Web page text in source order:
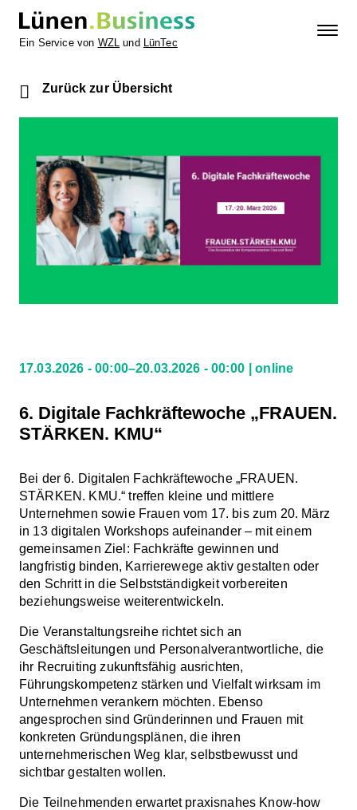
Ein Service von WZL und LünTec
Zurück zur Übersicht
17.03.2026 - 00:00–20.03.2026 - 00:00 online
6. Digitale Fachkräftewoche „FRAUEN.
STÄRKEN. KMU“
Bei der 6. Digitalen Fachkräftewoche „FRAUEN.
STÄRKEN. KMU.“ treffen kleine und mittlere
Unternehmen sowie Frauen vom 17. bis zum 20. März
in 13 digitalen Workshops aufeinander – mit einem
gemeinsamen Ziel: Fachkräfte gewinnen und
langfristig binden, Karrierewege aktiv gestalten oder
den Schritt in die Selbstständigkeit vorbereiten
beziehungsweise weiterentwickeln.
Die Veranstaltungsreihe richtet sich an
Geschäftsleitungen und Personalverantwortliche, die
ihr Recruiting zukunftsfähig ausrichten,
Führungskompetenz stärken und Vielfalt wirksam im
Unternehmen verankern möchten. Ebenso
angesprochen sind Gründerinnen und Frauen mit
konkreten Gründungsplänen, die ihren
unternehmerischen Weg klar, selbstbewusst und
sichtbar gestalten wollen.
Die Teilnehmenden erwartet praxisnahes Know-how